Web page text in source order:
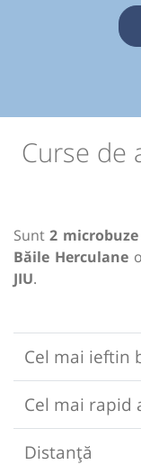
Curse de
Sunt2 microbuze
Băile Herculane
JIU.
Cel mai ieftin
Cel mai rapid
Distanță